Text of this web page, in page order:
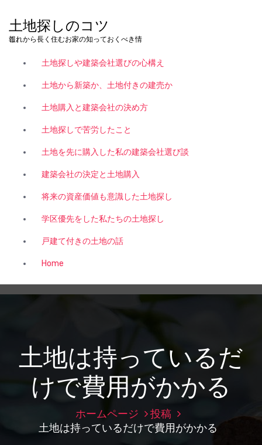
土地探しのコツ
これから長く住むお家の知っておくべき情報。
土地探しや建築会社選びの心構え
土地から新築か、土地付きの建売か
土地購入と建築会社の決め方
土地探しで苦労したこと
土地を先に購入した私の建築会社選び談
建築会社の決定と土地購入
将来の資産価値も意識した土地探し
学区優先をした私たちの土地探し
戸建て付きの土地の話
Home
土地は持っているだ
けで費用がかかる
ホームページ
投稿
土地は持っているだけで費用がかかる